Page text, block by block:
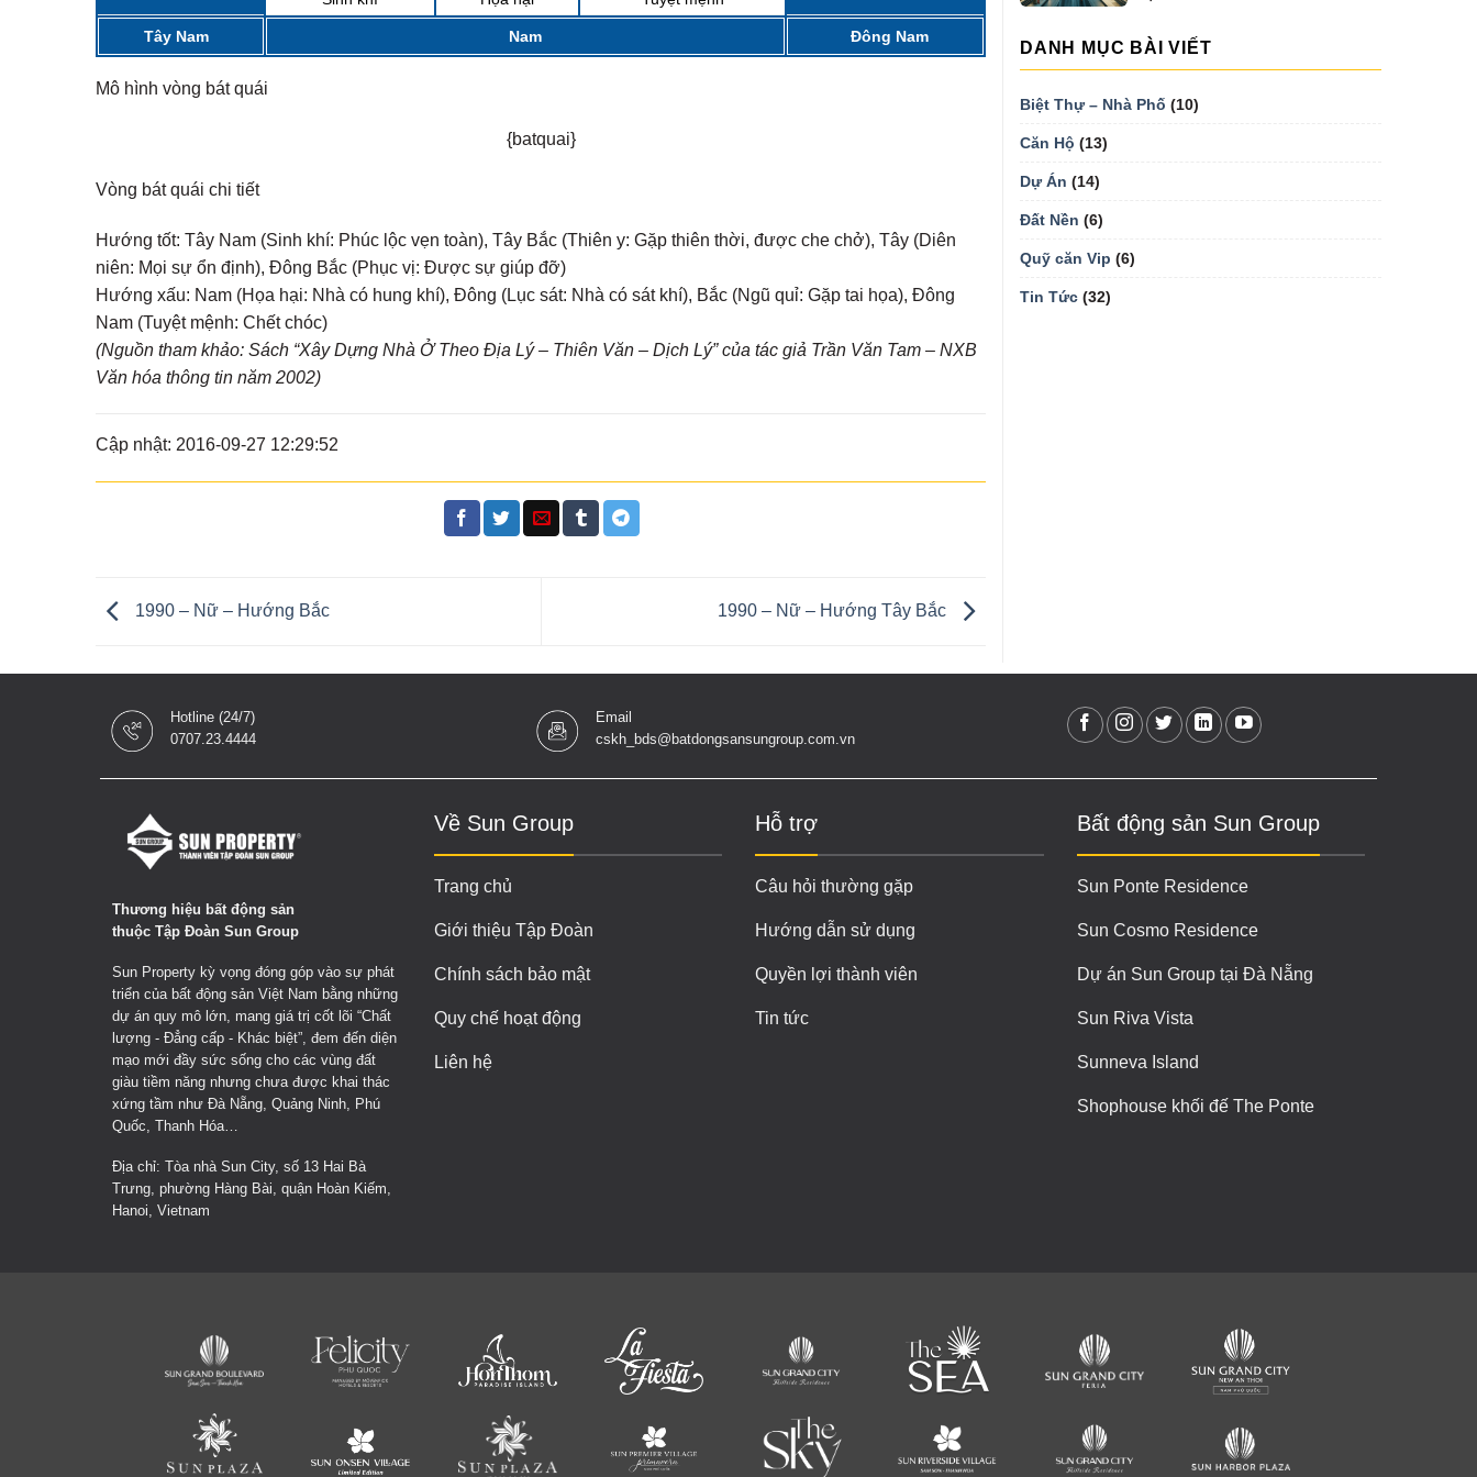
Tây Nam Nam Đông Nam
Mô hình vòng bát quái
{batquai}
Vòng bát quái chi tiết
Hướng tốt: Tây Nam (Sinh khí: Phúc lộc vẹn toàn), Tây Bắc (Thiên y: Gặp thiên thời, được che chở), Tây (Diên
niên: Mọi sự ổn định), Đông Bắc (Phục vị: Được sự giúp đỡ)
Hướng xấu: Nam (Họa hại: Nhà có hung khí), Đông (Lục sát: Nhà có sát khí), Bắc (Ngũ quỉ: Gặp tai họa), Đông
Nam (Tuyệt mệnh: Chết chóc)
(Nguồn tham khảo: Sách “Xây Dựng Nhà Ở Theo Địa Lý – Thiên Văn – Dịch Lý” của tác giả Trần Văn Tam – NXB
Văn hóa thông tin năm 2002)
Cập nhật: 2016-09-27 12:29:52
1990 – Nữ – Hướng Bắc 1990 – Nữ – Hướng Tây Bắc
DANH MỤC BÀI VIẾT
Biệt Thự – Nhà Phố (10)
Căn Hộ (13)
Dự Án (14)
Đất Nền (6)
Quỹ căn Vip (6)
Tin Tức (32)
Hotline (24/7)
0707.23.4444
Email
cskh_bds@batdongsansungroup.com.vn
Thương hiệu bất động sản
thuộc Tập Đoàn Sun Group
Sun Property kỳ vọng đóng góp vào sự phát
triển của bất động sản Việt Nam bằng những
dự án quy mô lớn, mang giá trị cốt lõi “Chất
lượng - Đẳng cấp - Khác biệt”, đem đến diện
mạo mới đầy sức sống cho các vùng đất
giàu tiềm năng nhưng chưa được khai thác
xứng tầm như Đà Nẵng, Quảng Ninh, Phú
Quốc, Thanh Hóa…
Địa chỉ: Tòa nhà Sun City, số 13 Hai Bà
Trưng, phường Hàng Bài, quận Hoàn Kiếm,
Hanoi, Vietnam
Về Sun Group
Trang chủ
Giới thiệu Tập Đoàn
Chính sách bảo mật
Quy chế hoạt động
Liên hệ
Hỗ trợ
Câu hỏi thường gặp
Hướng dẫn sử dụng
Quyền lợi thành viên
Tin tức
Bất động sản Sun Group
Sun Ponte Residence
Sun Cosmo Residence
Dự án Sun Group tại Đà Nẵng
Sun Riva Vista
Sunneva Island
Shophouse khối đế The Ponte